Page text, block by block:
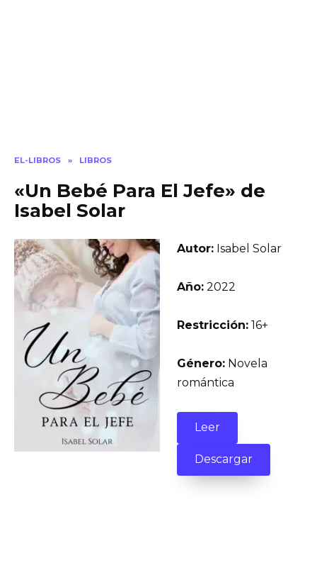
EL-LIBROS » LIBROS
«Un Bebé Para El Jefe» de
Isabel Solar
Autor: Isabel Solar
Año: 2022
Restricción: 16+
Género: Novela
romántica
Leer
Descargar